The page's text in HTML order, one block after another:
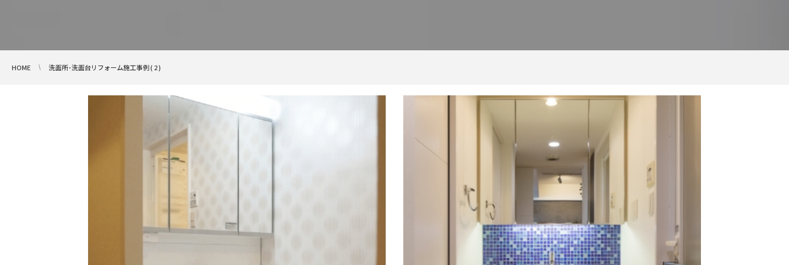
HOME 洗面所･洗面台リフォーム施工事例 ( 2 )